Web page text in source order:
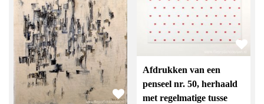
Afdrukken van een
penseel nr. 50, herhaald
met regelmatige tusse